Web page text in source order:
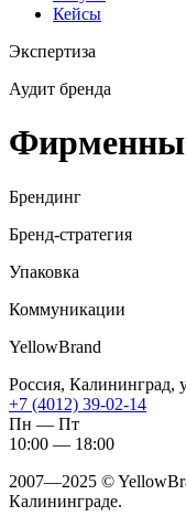
Кейсы
Экспертиза
Аудит бренда
Брендинг
Бренд-стратегия
Упаковка
Коммуникации
YellowBrand
Россия, Калининград,
+7 (4012) 39-02-14
Пн — Пт
10:00 — 18:00
2007—2025 ©
Калининграде.